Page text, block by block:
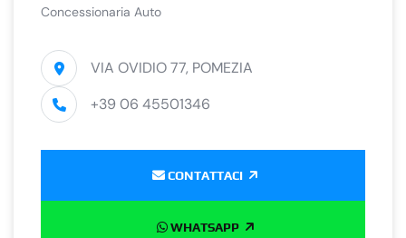
Concessionaria Auto
VIA OVIDIO 77, POMEZIA
+39 06 45501346
CONTATTACI
WHATSAPP